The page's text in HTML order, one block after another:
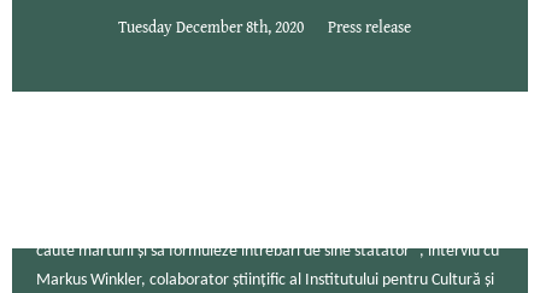
Tuesday December 8th, 2020 Press release
caute mărturii și să formuleze întrebări de sine stătător ”, interviu cu
Markus Winkler, colaborator științific al Institutului pentru Cultură și